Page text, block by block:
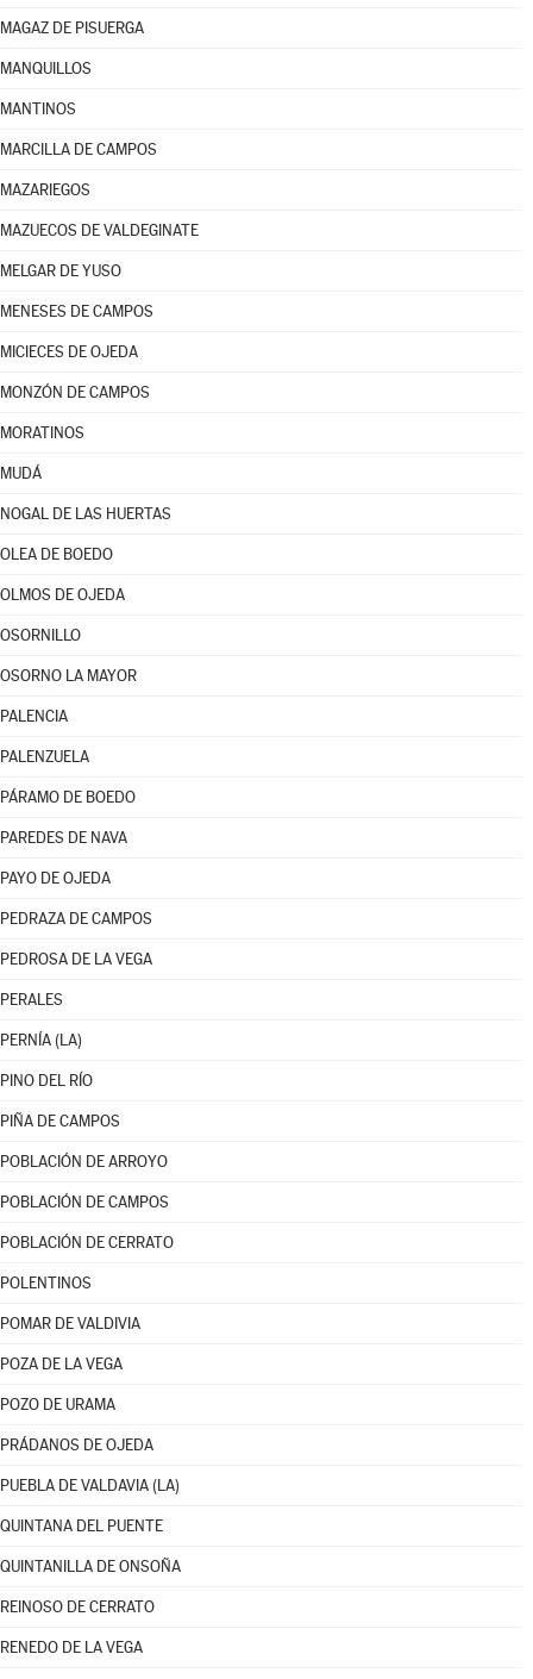
MAGAZ DE PISUERGA
MANQUILLOS
MANTINOS
MARCILLA DE CAMPOS
MAZARIEGOS
MAZUECOS DE VALDEGINATE
MELGAR DE YUSO
MENESES DE CAMPOS
MICIECES DE OJEDA
MONZÓN DE CAMPOS
MORATINOS
MUDÁ
NOGAL DE LAS HUERTAS
OLEA DE BOEDO
OLMOS DE OJEDA
OSORNILLO
OSORNO LA MAYOR
PALENCIA
PALENZUELA
PÁRAMO DE BOEDO
PAREDES DE NAVA
PAYO DE OJEDA
PEDRAZA DE CAMPOS
PEDROSA DE LA VEGA
PERALES
PERNÍA (LA)
PINO DEL RÍO
PIÑA DE CAMPOS
POBLACIÓN DE ARROYO
POBLACIÓN DE CAMPOS
POBLACIÓN DE CERRATO
POLENTINOS
POMAR DE VALDIVIA
POZA DE LA VEGA
POZO DE URAMA
PRÁDANOS DE OJEDA
PUEBLA DE VALDAVIA (LA)
QUINTANA DEL PUENTE
QUINTANILLA DE ONSOÑA
REINOSO DE CERRATO
RENEDO DE LA VEGA